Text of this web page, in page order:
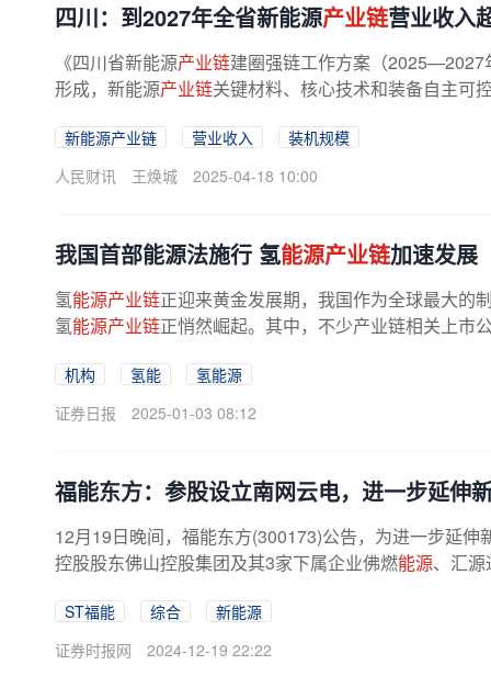
四川：到2027年全省新能源产业链营业收入
《四川省新能源产业链建圈强链工作方案（2025—2027
形成，新能源产业链关键材料、核心技术和装备自主可
新能源产业链 营业收入
装机规模
人民财讯
王焕城 2025-04-18 10:00
我国首部能源法施行 氢能源产业链加速发展
氢能源产业链正迎来黄金发展期，我国作为全球最大的
氢能源产业链正悄然崛起。其中，不少产业链相关上市
机构 氢能
氢能源
证券日报
2025-01-03 08:12
福能东方：参股设立南网云电，进一步延伸
12月19日晚间，福能东方(300173)公告，为进一步延伸
控股股东佛山控股集团及其3家下属企业佛燃能源、汇
ST福能 综合
新能源
证券时报网
2024-12-19 22:22